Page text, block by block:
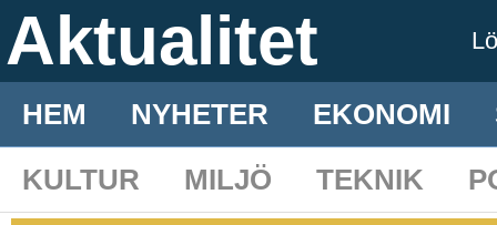
Aktualitet
HEM NYHETER EKONOMI
KULTUR
MILJÖ TEKNIK